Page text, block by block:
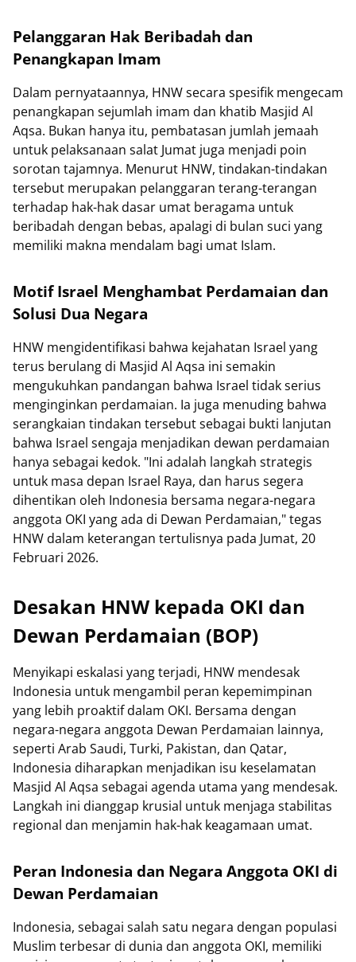
Pelanggaran Hak Beribadah dan
Penangkapan Imam
Dalam pernyataannya, HNW secara spesifik mengecam
penangkapan sejumlah imam dan khatib Masjid Al
Aqsa. Bukan hanya itu, pembatasan jumlah jemaah
untuk pelaksanaan salat Jumat juga menjadi poin
sorotan tajamnya. Menurut HNW, tindakan-tindakan
tersebut merupakan pelanggaran terang-terangan
terhadap hak-hak dasar umat beragama untuk
beribadah dengan bebas, apalagi di bulan suci yang
memiliki makna mendalam bagi umat Islam.
Motif Israel Menghambat Perdamaian dan
Solusi Dua Negara
HNW mengidentifikasi bahwa kejahatan Israel yang
terus berulang di Masjid Al Aqsa ini semakin
mengukuhkan pandangan bahwa Israel tidak serius
menginginkan perdamaian. Ia juga menuding bahwa
serangkaian tindakan tersebut sebagai bukti lanjutan
bahwa Israel sengaja menjadikan dewan perdamaian
hanya sebagai kedok. "Ini adalah langkah strategis
untuk masa depan Israel Raya, dan harus segera
dihentikan oleh Indonesia bersama negara-negara
anggota OKI yang ada di Dewan Perdamaian," tegas
HNW dalam keterangan tertulisnya pada Jumat, 20
Februari 2026.
Desakan HNW kepada OKI dan
Dewan Perdamaian (BOP)
Menyikapi eskalasi yang terjadi, HNW mendesak
Indonesia untuk mengambil peran kepemimpinan
yang lebih proaktif dalam OKI. Bersama dengan
negara-negara anggota Dewan Perdamaian lainnya,
seperti Arab Saudi, Turki, Pakistan, dan Qatar,
Indonesia diharapkan menjadikan isu keselamatan
Masjid Al Aqsa sebagai agenda utama yang mendesak.
Langkah ini dianggap krusial untuk menjaga stabilitas
regional dan menjamin hak-hak keagamaan umat.
Peran Indonesia dan Negara Anggota OKI di
Dewan Perdamaian
Indonesia, sebagai salah satu negara dengan populasi
Muslim terbesar di dunia dan anggota OKI, memiliki